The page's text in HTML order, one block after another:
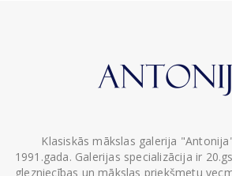
Klasiskās mākslas galerija
1991.gada. Galerijas specializācija ir
glezniecības un mākslas priekšmetu